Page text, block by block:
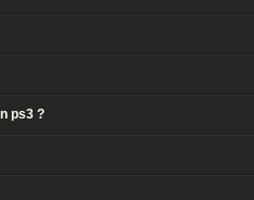
ps3 ?